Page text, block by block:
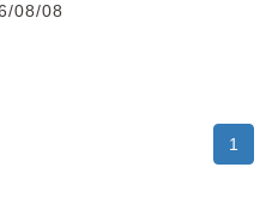
08/08
1